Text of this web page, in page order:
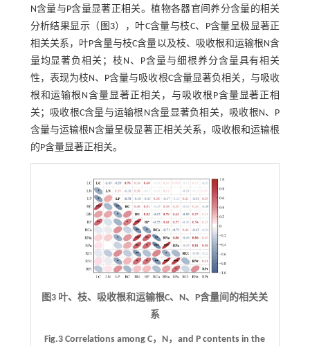
N含量与P含量显著正相关。植物各器官间养分含量的相关
分析结果显示（ 图3），叶C含量与枝C、P含量呈极显著正
相关关系，叶P含量与枝C含量以及枝、吸收根和运输根N含
量均显著负相关；枝N、P含量与细根养分含量具有相关
性，表现为枝N、P含量与吸收根C含量显著负相关，与吸收
根和运输根N含量显著正相关，与吸收根P含量显著正相
关；吸收根C含量与运输根N含量显著负相关，吸收根N、P
含量与运输根N含量呈极显著正相关关系，吸收根和运输根
的P含量显著正相关。
图3 叶、枝、吸收根和运输根C、N、P含量间的相关关
系
Fig.3 Correlations among C，N，and P contents in the